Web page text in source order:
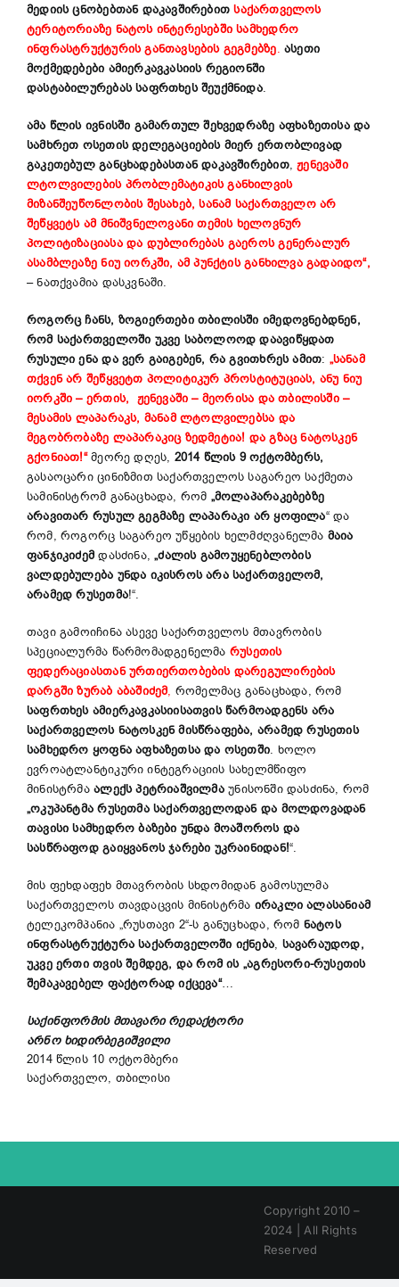
მედიის ცნობებთან დაკავშირებით საქართველოს
ტერიტორიაზე ნატოს ინტერესებში სამხედრო
ინფრასტრუქტურის განთავსების გეგმებზე. ასეთი
მოქმედებები ამიერკავკასიის რეგიონში
დასტაბილურებას საფრთხეს შეუქმნიდა.
ამა წლის ივნისში გამართულ შეხვედრაზე აფხაზეთისა და
სამხრეთ ოსეთის დელეგაციების მიერ ერთობლივად
გაკეთებულ განცხადებასთან დაკავშირებით,ჟენევაში
ლტოლვილების პრობლემატიკის განხილვის
მიზანშეუწონლობის შესახებ, სანამ საქართველო არ
შეწყვეტს ამ მნიშვნელოვანი თემის ხელოვნურ
პოლიტიზაციასა და დუბლირებას გაეროს გენერალურ
ასამბლეაზე ნიუ იორკში, ამ პუნქტის განხილვა გადაიდო“,
– ნათქვამია დასკვნაში.
როგორც ჩანს, ზოგიერთები თბილისში იმედოვნებდნენ,
რომ საქართველოში უკვე საბოლოოდ დაავიწყდათ
რუსული ენა და ვერ გაიგებენ, რა გვითხრეს ამით: „სანამ
თქვენ არ შეწყვეტთ პოლიტიკურ პროსტიტუციას, ანუ ნიუ
იორკში – ერთის, ჟენევაში – მეორისა და თბილისში –
მესამის ლაპარაკს, მანამ ლტოლვილებსა და
მეგობრობაზე ლაპარაკიც ზედმეტია! და გზაც ნატოსკენ
გქონიათ!“ მეორე დღეს, 2014 წლის 9 ოქტომბერს,
გასაოცარი ცინიზმით საქართველოს საგარეო საქმეთა
სამინისტრომ განაცხადა, რომ „მოლაპარაკებებზე
არავითარ რუსულ გეგმაზე ლაპარაკი არ ყოფილა“ და
რომ, როგორც საგარეო უწყების ხელმძღვანელმა მაია
ფანჯიკიძემ დასძინა,„ძალის გამოუყენებლობის
ვალდებულება უნდა იკისროს არა საქართველომ,
არამედ რუსეთმა!“.
თავი გამოიჩინა ასევე საქართველოს მთავრობის
სპეციალურმა წარმომადგენელმა რუსეთის
ფედერაციასთან ურთიერთობების დარეგულირების
დარგში ზურაბ აბაშიძემ, რომელმაც განაცხადა, რომ
საფრთხეს ამიერკავკასიისათვის წარმოადგენს არა
საქართველოს ნატოსკენ მისწრაფება, არამედ რუსეთის
სამხედრო ყოფნა აფხაზეთსა და ოსეთში. ხოლო
ევროატლანტიკური ინტეგრაციის სახელმწიფო
მინისტრმაალექს პეტრიაშვილმაუნისონში დასძინა, რომ
„ოკუპანტმა რუსეთმა საქართველოდან და მოლდოვადან
თავისი სამხედრო ბაზები უნდა მოაშოროს და
სასწრაფოდ გაიყვანოს ჯარები უკრაინიდან!“.
მის ფეხდაფეხ მთავრობის სხდომიდან გამოსულმა
საქართველოს თავდაცვის მინისტრმა ირაკლი ალასანიამ
ტელეკომპანია „რუსთავი 2“-ს განუცხადა, რომ ნატოს
ინფრასტრუქტურა საქართველოში იქნება, სავარაუდოდ,
უკვე ერთი თვის შემდეგ, და რომ ის „აგრესორი-რუსეთის
შემაკავებელ ფაქტორად იქცევა“…
საქინფორმის მთავარი რედაქტორი
არნო ხიდირბეგიშვილი
2014 წლის 10 ოქტომბერი
საქართველო, თბილისი
Copyright 2010 –
2024 | All Rights
Reserved